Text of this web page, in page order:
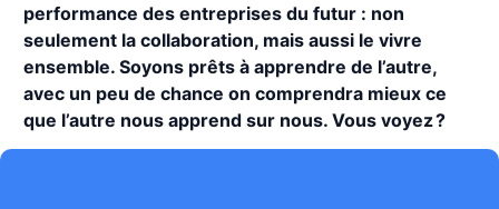
performance des entreprises du futur : non
seulement la collaboration, mais aussi le vivre
ensemble. Soyons prêts à apprendre de l’autre,
avec un peu de chance on comprendra mieux ce
que l’autre nous apprend sur nous. Vous voyez ?